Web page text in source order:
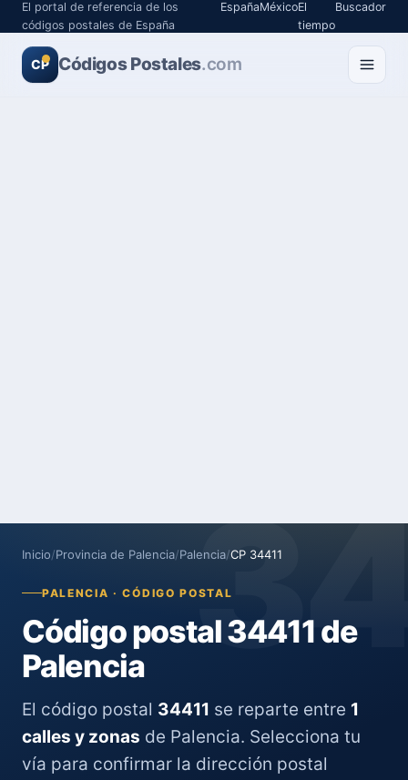
El portal de referencia de los
códigos postales de España
EspañaMéxicoEl
tiempo
Buscador
CP Códigos Postales.com
Inicio/Provincia de Palencia/Palencia/CP 34411
PALENCIA · CÓDIGO POSTAL
Código postal 34411 de
Palencia
El código postal 34411 se reparte entre 1
calles y zonas de Palencia. Selecciona tu
vía para confirmar la dirección postal